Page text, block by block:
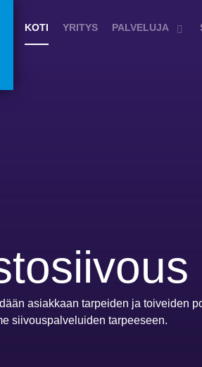
KOTI YRITYS PALVELUJA
asiakkaan tarpeiden ja toiveiden
siivouspalveluiden tarpeeseen.